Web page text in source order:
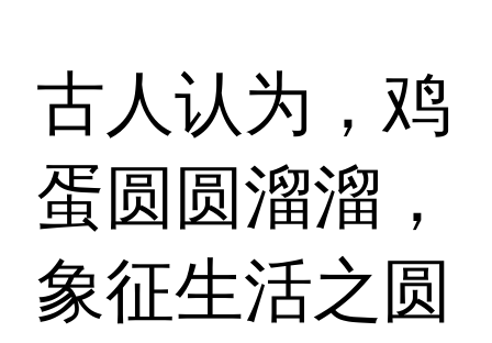
古人认为，鸡
蛋圆圆溜溜，
象征生活之圆